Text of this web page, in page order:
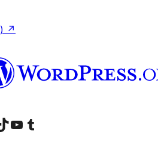
↗
besuchenbesuchen
von WordPress.org besuchen
Konto von WordPress.org besuchen
Den YouTube-Kanal von WordPress.org besuchen
Das Tumblr-Konto von WordPress.org besuchen